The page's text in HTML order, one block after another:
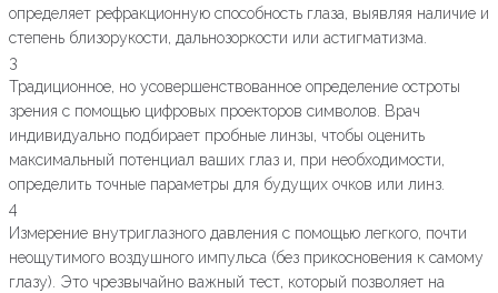
определяет рефракционную способность глаза, выявляя наличие и
степень близорукости, дальнозоркости или астигматизма.
3
Традиционное, но усовершенствованное определение остроты
зрения с помощью цифровых проекторов символов. Врач
индивидуально подбирает пробные линзы, чтобы оценить
максимальный потенциал ваших глаз и, при необходимости,
определить точные параметры для будущих очков или линз.
4
Измерение внутриглазного давления с помощью легкого, почти
неощутимого воздушного импульса (без прикосновения к самому
глазу). Это чрезвычайно важный тест, который позволяет на